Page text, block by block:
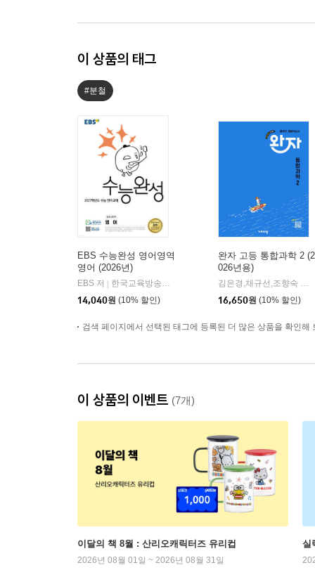
이 상품의 태그
#분철
EBS 수능완성 영어영역
영어 (2026년)
EBS 저
한국교육방송공사
14,040원 (10% 할인)
완자 고등 통합과학 2 (2
026년용)
김은경,채규선,조향숙 등저
16,650원 (10% 할인)
검색 페이지에서 선택된 태그에 등록된 더 많은 상품을 확인해
이 상품의 이벤트 (7개)
이달의 책 8월 : 산리오캐릭터즈 유리컵
2026년 08월 01일 ~ 2026년 08월 31일
실